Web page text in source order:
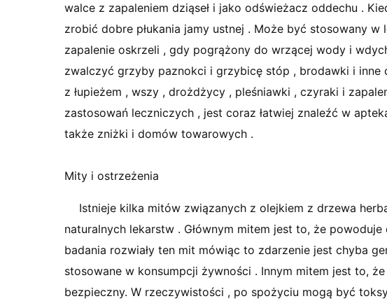
walce z zapaleniem dziąseł i jako odświeżacz oddechu .
zrobić dobre płukania jamy ustnej . Może być stosowany w
zapalenie oskrzeli , gdy pogrążony do wrzącej wody i
zwalczyć grzyby paznokci i grzybicę stóp , brodawki i
z łupieżem , wszy , drożdżycy , pleśniawki , czyraki i
zastosowań leczniczych , jest coraz łatwiej znaleźć w
także zniżki i domów towarowych .
Mity i ostrzeżenia
Istnieje kilka mitów związanych z olejkiem z drzewa
naturalnych lekarstw . Głównym mitem jest to, że
badania rozwiały ten mit mówiąc to zdarzenie jest chyba
stosowane w konsumpcji żywności . Innym mitem jest to,
bezpieczny. W rzeczywistości , po spożyciu mogą być